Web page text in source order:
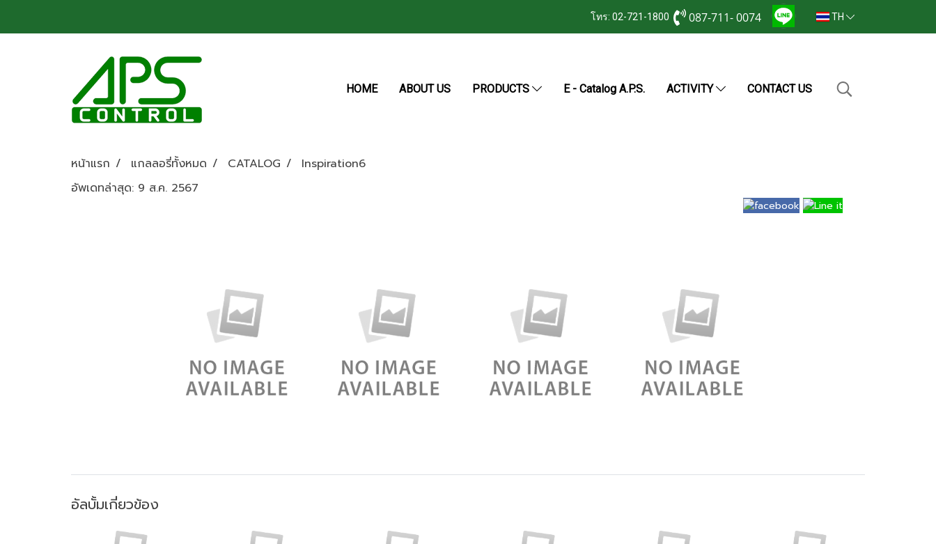
โทร: 02-721-1800 087-711- 0074 TH
HOME ABOUT US PRODUCTS E - Catalog A.P.S. ACTIVITY CONTACT US
หน้าแรก แกลลอรี่ทั้งหมด CATALOG
Inspiration6
อัพเดทล่าสุด: 9 ส.ค. 2567
อัลบั้มเกี่ยวข้อง